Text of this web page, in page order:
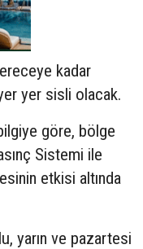
kadar
yer sisli olacak.
göre, bölge
Sistemi ile
etkisi altında
yarın ve pazartesi